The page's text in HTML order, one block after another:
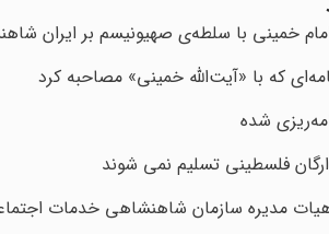
خمینی با سلطه‌ی صهیونیسم بر ایران
که با «آیت‌الله خمینی» مصاحبه کرد
شده
فلسطینی تسلیم نمی شوند
مدیره سازمان شاهنشاهی خدمات